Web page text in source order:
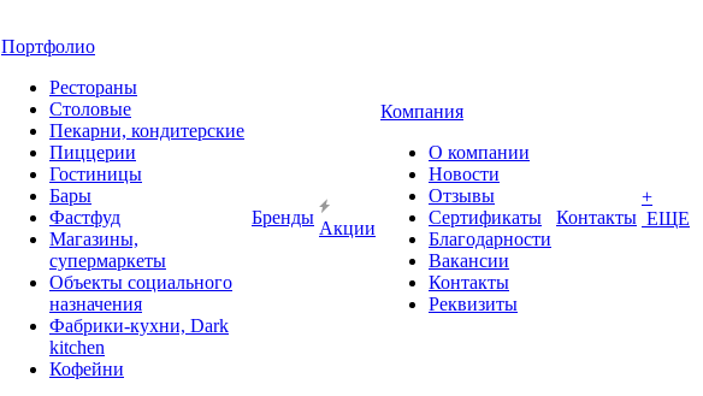
Портфолио
Рестораны
Столовые
Пекарни, кондитерские
Пиццерии
Гостиницы
Бары
Фастфуд
Магазины,
супермаркеты
Объекты социального
назначения
Фабрики-кухни, Dark
kitchen
Кофейни
Бренды
Акции
Компания
О компании
Новости
Отзывы
Сертификаты
Благодарности
Вакансии
Контакты
Реквизиты
Контакты
+
ЕЩЕ